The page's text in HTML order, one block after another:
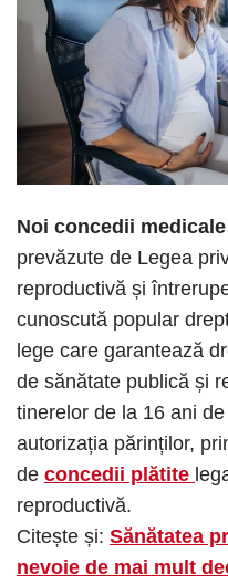
Noi concedii
prevăzute de Legea
reproductivă și
cunoscută popular
lege care garantează
de sănătate publică și
tinerelor de la 16 ani
autorizația părinților,
de concedii plătite
reproductivă.
Citește și: Sănătatea
nevoie de mai mult